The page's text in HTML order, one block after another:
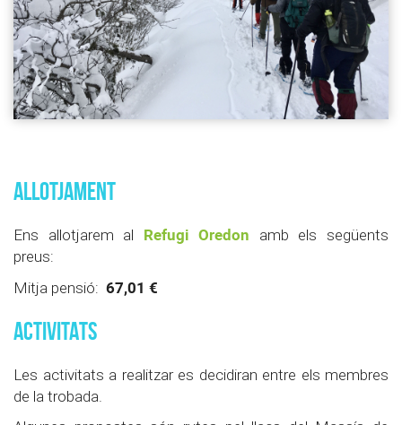
ALLOTJAMENT
Ens allotjarem al Refugi Oredon amb els següents
preus:
Mitja pensió: 67,01 €
ACTIVITATS
Les activitats a realitzar es decidiran entre els membres
de la trobada.